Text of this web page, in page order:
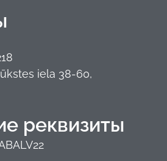
iela 38-60,
реквизиты